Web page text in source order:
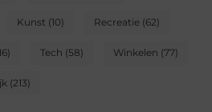
Kunst (10) Recreatie (62)
Tech (58) Winkelen (77)
(213)